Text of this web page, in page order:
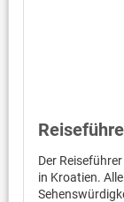
Der
in Kroatien.